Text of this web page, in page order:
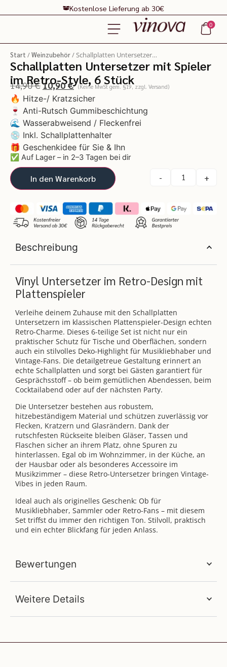
Kostenlose Lieferung ab 30€
0
Start /Weinzubehör/ Schallplatten Untersetzer…
Schallplatten Untersetzer mit Spieler
im Retro-Style, 6 Stück
14,90€10,90€ (Keine MwSt gem. §19, zzgl. Versand)
🔥 Hitze-/ Kratzsicher
🍷 Anti-Rutsch Gummibeschichtung
🌊 Wasserabweisend / Fleckenfrei
💿 Inkl. Schallplattenhalter
🎁 Geschenkidee für Sie & Ihn
✅ Auf Lager – in 2–3 Tagen bei dir
- +
In den Warenkorb
Beschreibung
Vinyl Untersetzer im Retro-Design mit
Plattenspieler
Verleihe deinem Zuhause mit den Schallplatten
Untersetzern im klassischen Plattenspieler-Design echten
Retro-Charme. Dieses 6-teilige Set ist nicht nur ein
praktischer Schutz für Tische und Oberflächen, sondern
auch ein stilvolles Deko-Highlight für Musikliebhaber und
Vintage-Fans. Die detailgetreue Gestaltung erinnert an
echte Schallplatten und sorgt bei Gästen garantiert für
Gesprächsstoff – ob beim gemütlichen Abendessen, beim
Cocktailabend oder auf der nächsten Party.
Die Untersetzer bestehen aus robustem,
hitzebeständigem Material und schützen zuverlässig vor
Flecken, Kratzern und Glasrändern. Dank der
rutschfesten Rückseite bleiben Gläser, Tassen und
Flaschen sicher an ihrem Platz, ohne Spuren zu
hinterlassen. Egal ob im Wohnzimmer, in der Küche, an
der Hausbar oder als besonderes Accessoire im
Musikzimmer – diese Retro-Untersetzer bringen Vintage-
Vibes in jeden Raum.
Ideal auch als originelles Geschenk: Ob für
Musikliebhaber, Sammler oder Retro-Fans – mit diesem
Set triffst du immer den richtigen Ton. Stilvoll, praktisch
und ein echter Blickfang für jeden Anlass.
Bewertungen
Weitere Details